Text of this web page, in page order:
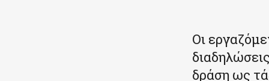
Οι
δράση ως